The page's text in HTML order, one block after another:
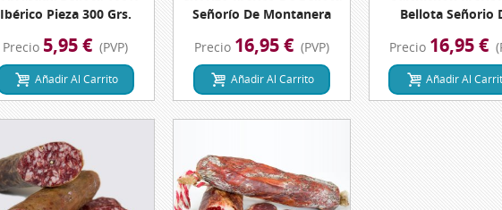
Ibérico Pieza 300 Grs.
Precio 5,95 € (PVP)
Añadir Al Carrito
Señorío De Montanera
Extremadura
Precio 16,95 € (PVP)
Añadir Al Carrito
Bellota Señorio
Dehesa De
Precio 16,95 €
Añadir Al